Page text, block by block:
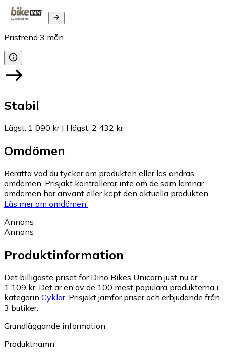
Pristrend 3 mån
Stabil
Lägst: 1 090 kr| Högst: 2 432 kr
Omdömen
Berätta vad du tycker om produkten eller läs andras
omdömen. Prisjakt kontrollerar inte om de som lämnar
omdömen har använt eller köpt den aktuella produkten.
Läs mer om omdömen.
Annons
Annons
Produktinformation
Det billigaste priset för Dino Bikes Unicorn just nu är
1 109 kr. Det är en av de 100 mest populära produkterna i
kategorin Cyklar. Prisjakt jämför priser och erbjudande från
3 butiker.
Grundläggande information
Produktnamn